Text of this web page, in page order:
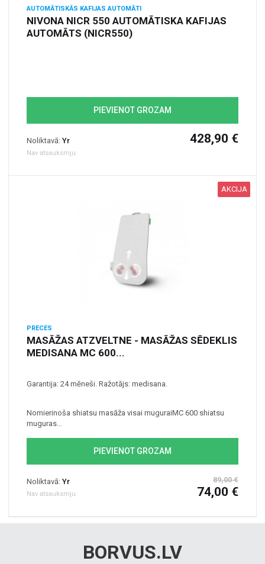
AUTOMĀTISKĀS KAFIJAS AUTOMĀTI
NIVONA NICR 550 AUTOMĀTISKA KAFIJAS
AUTOMĀTS (NICR550)
PIEVIENOT GROZAM
Noliktavā: Yr
Nav atsauksmju
428,90 €
AKCIJA
PRECES
MASĀŽAS ATZVELTNE - MASĀŽAS SĒDEKLIS
MEDISANA MC 600...
Garantija: 24 mēneši. Ražotājs: medisana.
Nomierinoša shiatsu masāža visai muguraiMC 600 shiatsu
muguras...
PIEVIENOT GROZAM
Noliktavā: Yr
Nav atsauksmju
89,00 €
74,00 €
BORVUS.LV